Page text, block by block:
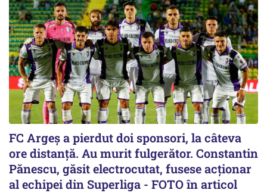
FC Argeș a pierdut doi sponsori, la câteva
ore distanță. Au murit fulgerător. Constantin
Pănescu, găsit electrocutat, fusese acționar
al echipei din Superliga - FOTO în articol